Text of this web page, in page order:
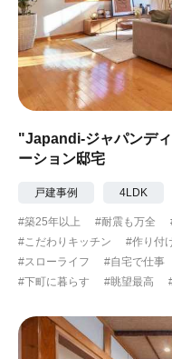
"Japandi-ジャパンデ
ーション邸宅
戸建事例 4LDK
#築25年以上 #耐震も万全
#こだわりキッチン
#作り付
#スローライフ
#自宅で仕事
#下町に暮らす
#眺望最高